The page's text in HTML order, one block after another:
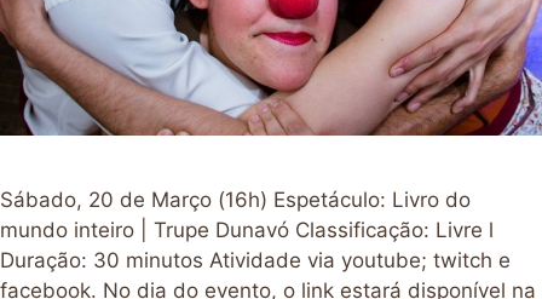
Sábado, 20 de Março (16h) Espetáculo: Livro do
mundo inteiro | Trupe Dunavó Classificação: Livre l
Duração: 30 minutos Atividade via youtube; twitch e
facebook. No dia do evento, o link estará disponível na